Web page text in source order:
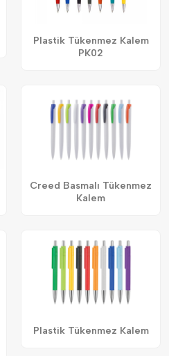
Plastik Tükenmez Kalem
PK02
Creed Basmalı Tükenmez
Kalem
Plastik Tükenmez Kalem